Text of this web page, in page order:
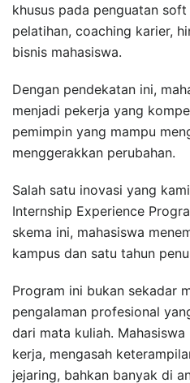
khusus pada penguatan
pelatihan, coaching karier,
bisnis mahasiswa.
Dengan pendekatan ini,
menjadi pekerja yang
pemimpin yang mampu
menggerakkan perubahan.
Salah satu inovasi yang
Internship Experience
skema ini, mahasiswa
kampus dan satu tahun
Program ini bukan sekadar
pengalaman profesional
dari mata kuliah.
kerja, mengasah
jejaring, bahkan banyak di